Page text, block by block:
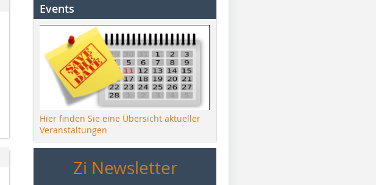
Events
Hier finden Sie eine Übersicht aktueller
Veranstaltungen
Zi Newsletter